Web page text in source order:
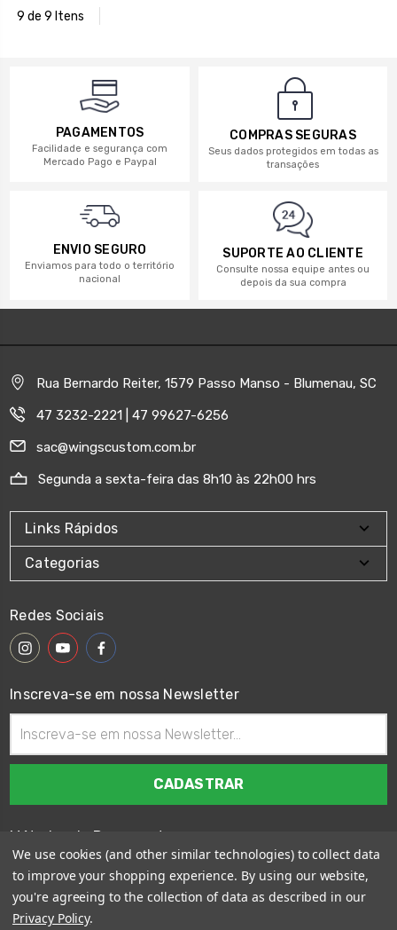
9 de 9 Itens
PAGAMENTOS
Facilidade e segurança com
Mercado Pago e Paypal
COMPRAS SEGURAS
Seus dados protegidos em todas as
transações
ENVIO SEGURO
Enviamos para todo o território
nacional
SUPORTE AO CLIENTE
Consulte nossa equipe antes ou
depois da sua compra
Rua Bernardo Reiter, 1579 Passo Manso - Blumenau, SC
47 3232-2221 | 47 99627-6256
sac@wingscustom.com.br
Segunda a sexta-feira das 8h10 às 22h00 hrs
Links Rápidos
Categorias
Redes Sociais
Inscreva-se em nossa Newsletter
de
email
Métodos de Pagamento
We use cookies (and other similar technologies) to collect data
to improve your shopping experience. By using our website,
you're agreeing to the collection of data as described in our
Privacy Policy.